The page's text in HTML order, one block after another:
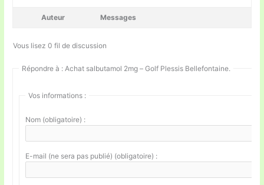
Auteur Messages
Vous lisez 0 fil de discussion
Répondre à : Achat salbutamol 2mg – Golf Plessis Bellefontaine.
Vos informations :
Nom (obligatoire) :
E-mail (ne sera pas publié) (obligatoire) :